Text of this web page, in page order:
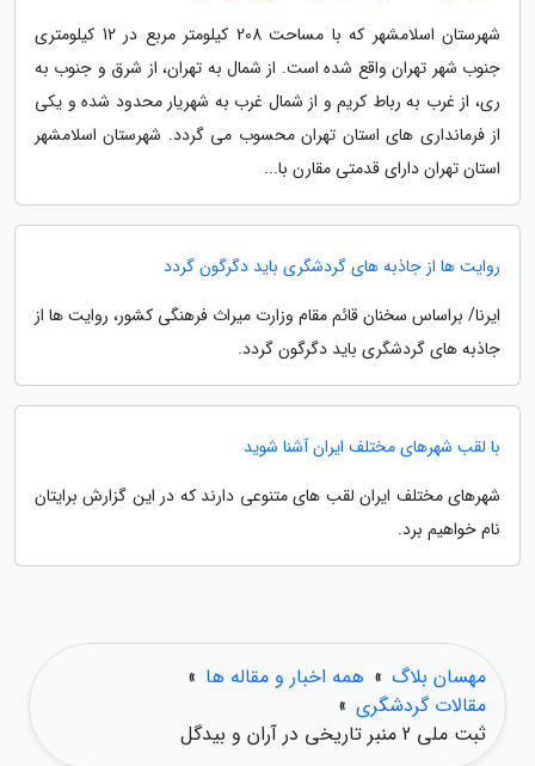
شهرستان اسلامشهر که با مساحت 208 کیلومتر مربع در 12 کیلومتری
جنوب شهر تهران واقع شده است. از شمال به تهران، از شرق و جنوب به
ری، از غرب به رباط کریم و از شمال غرب به شهریار محدود شده و یکی
از فرمانداری های استان تهران محسوب می گردد. شهرستان اسلامشهر
استان تهران دارای قدمتی مقارن با...
روایت ها از جاذبه های گردشگری باید دگرگون گردد
ایرنا/ براساس سخنان قائم مقام وزارت میراث فرهنگی کشور، روایت ها از
جاذبه های گردشگری باید دگرگون گردد.
با لقب شهرهای مختلف ایران آشنا شوید
شهرهای مختلف ایران لقب های متنوعی دارند که در این گزارش برایتان
نام خواهیم برد.
مهسان بلاگ » همه اخبار و مقاله ها »
مقالات گردشگری »
ثبت ملی 2 منبر تاریخی در آران و بیدگل